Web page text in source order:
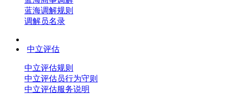
蓝海调解规则
调解员名录
中立评估
中立评估规则
中立评估员行为守则
中立评估服务说明